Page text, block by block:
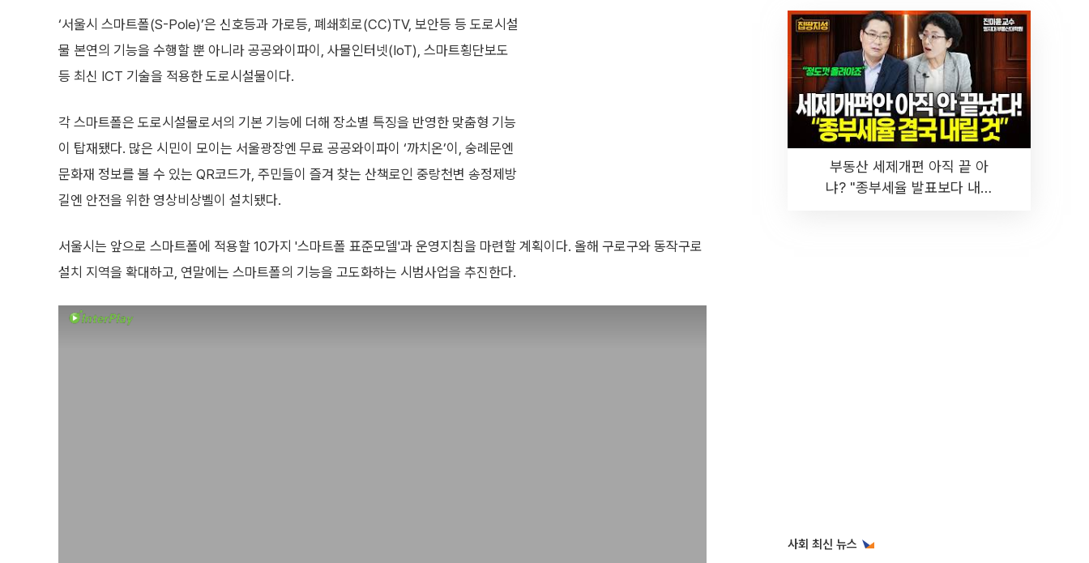
‘서울시 스마트폴(S-Pole)’은 신호등과 가로등, 폐쇄회로(CC)TV, 보안등 등 도로시설
물 본연의 기능을 수행할 뿐 아니라 공공와이파이, 사물인터넷(IoT), 스마트횡단보도
등 최신 ICT 기술을 적용한 도로시설물이다.
각 스마트폴은 도로시설물로서의 기본 기능에 더해 장소별 특징을 반영한 맞춤형 기능
이 탑재됐다. 많은 시민이 모이는 서울광장엔 무료 공공와이파이 ‘까치온’이, 숭례문엔
문화재 정보를 볼 수 있는 QR코드가, 주민들이 즐겨 찾는 산책로인 중랑천변 송정제방
길엔 안전을 위한 영상비상벨이 설치됐다.
서울시는 앞으로 스마트폴에 적용할 10가지 '스마트폴 표준모델'과 운영지침을 마련할 계획이다. 올해 구로구와 동작구로
설치 지역을 확대하고, 연말에는 스마트폴의 기능을 고도화하는 시범사업을 추진한다.
부동산 세제개편 아직 끝 아
냐? "종부세율 발표보다 내릴
사회 최신 뉴스